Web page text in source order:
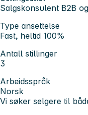
Salgskonsulent B2B
Type ansettelse
Fast, heltid 100%
Antall stillinger
3
Arbeidsspråk
Norsk
Vi søker selgere til